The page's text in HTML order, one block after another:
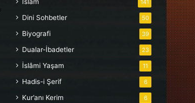
141
Dini Sohbetler 50
Biyografi 39
Dualar-İbadetler 23
İslâmi Yaşam 11
Hadis-i Şerif 6
Kur’anı Kerim 6